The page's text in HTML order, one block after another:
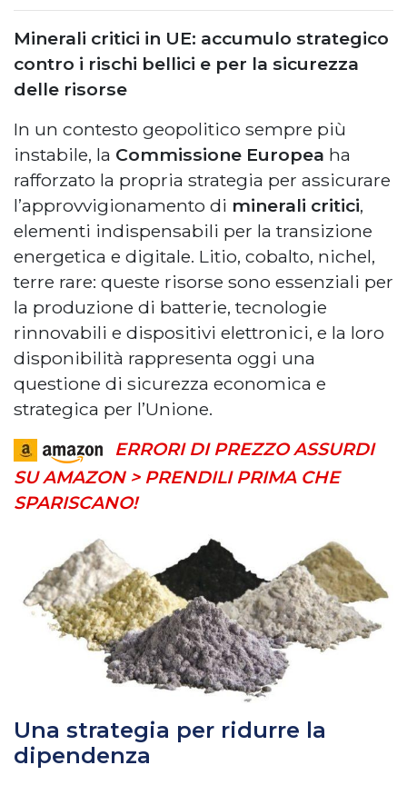
Minerali critici in UE: accumulo strategico
contro i rischi bellici e per la sicurezza
delle risorse
In un contesto geopolitico sempre più
instabile, la Commissione Europea ha
rafforzato la propria strategia per assicurare
l’approvvigionamento di minerali critici,
elementi indispensabili per la transizione
energetica e digitale. Litio, cobalto, nichel,
terre rare: queste risorse sono essenziali per
la produzione di batterie, tecnologie
rinnovabili e dispositivi elettronici, e la loro
disponibilità rappresenta oggi una
questione di sicurezza economica e
strategica per l’Unione.
ERRORI DI PREZZO ASSURDI
SU AMAZON > PRENDILI PRIMA CHE
SPARISCANO!
Una strategia per ridurre la
dipendenza